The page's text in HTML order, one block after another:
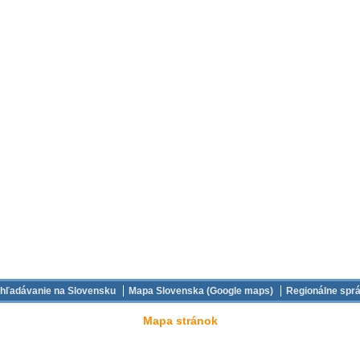
na Slovensku Mapa Slovenska (Google maps) Regionálne
Mapa stránok